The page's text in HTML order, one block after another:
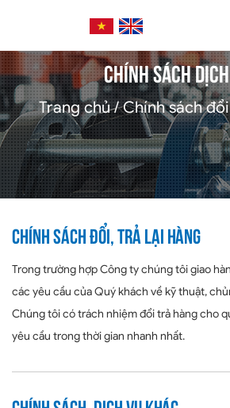
Giới thiệu
SẢN PHẨM SẢN XUẤT +
SẢN PHẨM NHẬP KHẨU +
Dịch vụ sửa van
Chính sách +
Tin tức
Liên hệ
CHÍNH SÁCH
Trang chủ Chính sách
Chính sách đổi, trả lại hàng
Trong trường hợp Công ty chúng tôi giao
các yêu cầu của Quý khách về kỹ thuật,
Chúng tôi có trách nhiệm đổi trả hàng cho
yêu cầu trong thời gian nhanh nhất.